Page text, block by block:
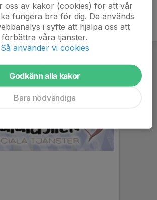
oss av kakor (cookies) för att vår
fungera bra för dig. De används
i syfte att hjälpa oss att
förbättra våra tjänster.
Så använder vi cookies
Godkänn alla kakor
Bara nödvändiga